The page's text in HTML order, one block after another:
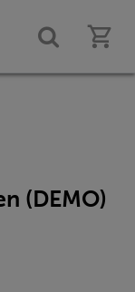
(DEMO)